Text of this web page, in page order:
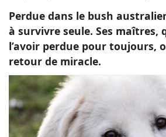
Perdue dans le bush
à survivre seule. Ses maîtres,
l’avoir perdue pour toujours,
retour de miracle.